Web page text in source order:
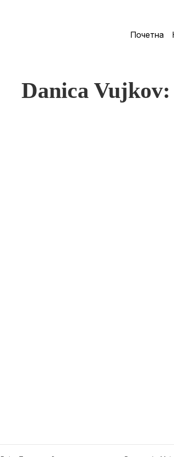
Почетна
Danica